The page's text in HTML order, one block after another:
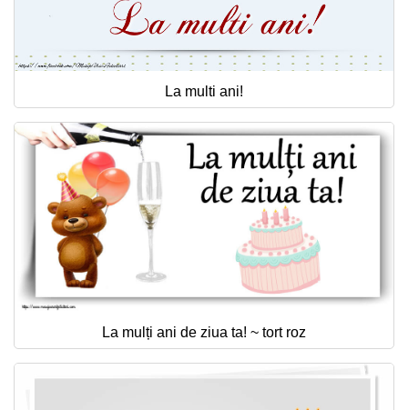
La multi ani!
La mulți ani de ziua ta! ~ tort roz